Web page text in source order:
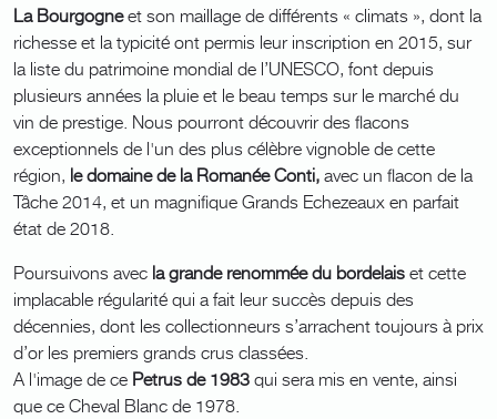
La Bourgogneet son maillage de différents « climats », dont la
richesse et la typicité ont permis leur inscription en 2015, sur
la liste du patrimoine mondial de l’UNESCO, font depuis
plusieurs années la pluie et le beau temps sur le marché du
vin de prestige. Nous pourront découvrir des flacons
exceptionnels de l'un des plus célèbre vignoble de cette
région, le domaine de la Romanée Conti,avec un flacon de la
Tâche 2014, et un magnifique Grands Echezeaux en parfait
état de 2018.
Poursuivons avec la grande renommée du bordelaisetcette
implacable régularité qui a fait leur succès depuis des
décennies, dont les collectionneurs s’arrachent toujours à prix
d’or les premiers grands crus classées.
A l'image de ce Petrus de 1983qui sera mis en vente, ainsi
que ce Cheval Blanc de 1978.